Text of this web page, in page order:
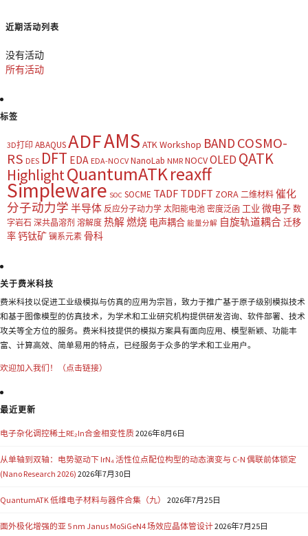
近期活动列表
没有活动
所有活动
标签
3D打印 ABAQUSADFAMS ATK Workshop BAND COSMO-
RS DES DFT EDA EDA-NOCV NanoLab NMR NOCVOLED QATK
HighlightQuantumATKreaxff
Simpleware SOC SOCME TADF TDDFT ZORA 二维材料 催化
分子动力学 半导体 反应分子动力学 太阳能电池 密度泛函 工业 微电子 数
字岩石 深共晶溶剂 溶解度 热解燃烧 电声耦合 能量分解 自旋轨道耦合迁移
率钙钛矿 镧系元素 骨科
关于费米科技
费米科技以促进工业级模拟与仿真的应用为宗旨，致力于推广基于原子级别模拟技术
和基于图像模型的仿真技术，为学术和工业研究机构提供研发咨询、软件部署、技术
攻关等全方位的服务。费米科技提供的模拟方案具有面向应用、模型新颖、功能丰
富、计算高效、简单易用的特点，已经服务于众多的学术和工业用户。
欢迎加入我们！（点击链接）
最近更新
电子杂化调控稀土RE₂In合金相变性质2026年8月6日
从单轴到双轴：电势驱动下 IrN₄ 活性位点配位构型的动态演变与 C-N 偶联前体锁定
(Nano Research 2026) 2026年7月30日
QuantumATK 低维电子材料与器件合集（九） 2026年7月25日
面外极化增强的亚 5 nm Janus MoSiGeN4 场效应晶体管设计2026年7月25日